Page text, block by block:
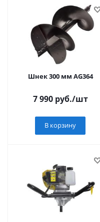
Шнек 300 мм AG364
7 990руб./шт
В корзину